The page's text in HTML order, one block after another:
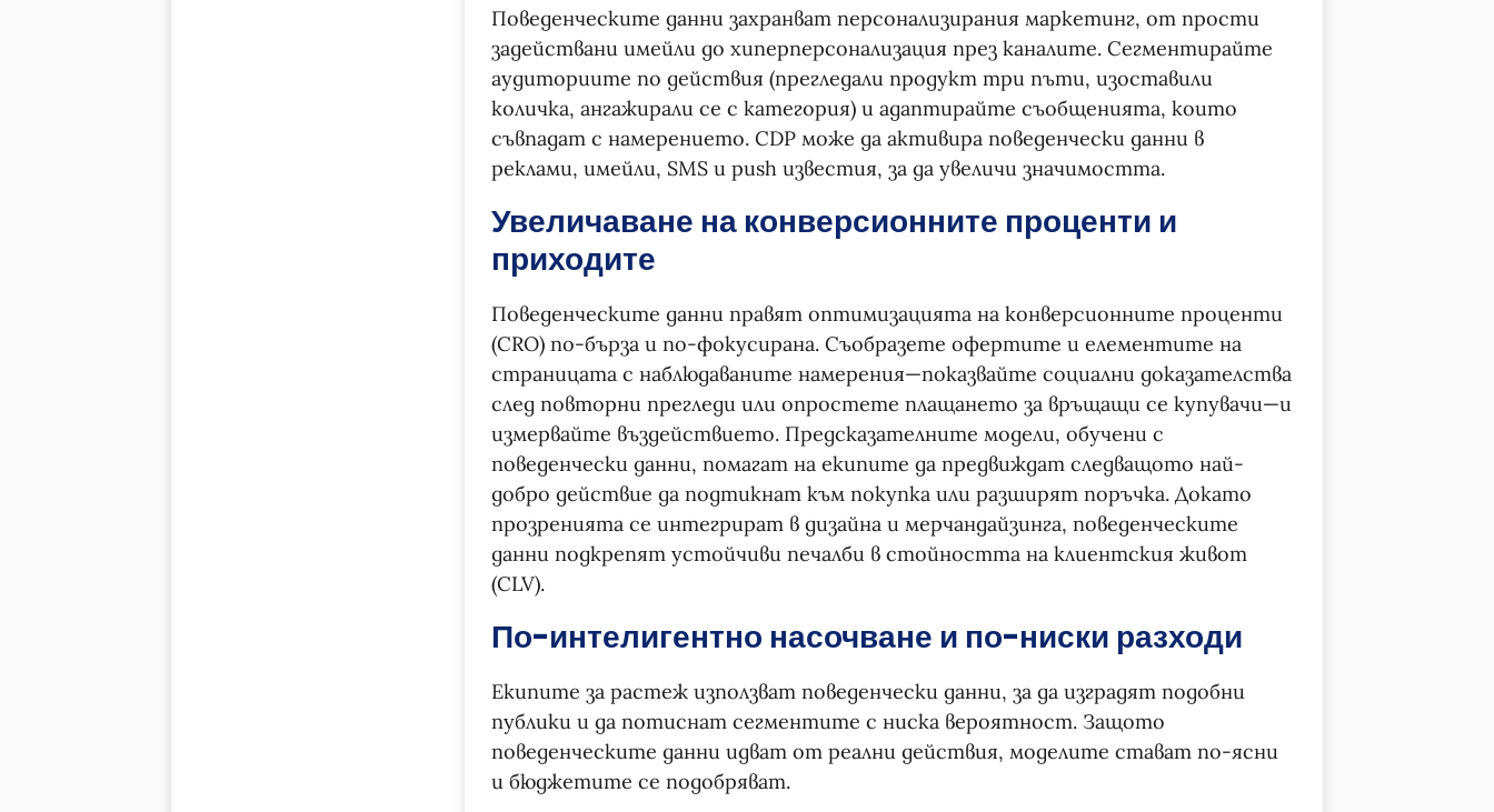
Поведенческите данни захранват персонализирания маркетинг, от прости
задействани имейли до хиперперсонализация през каналите. Сегментирайте
аудиториите по действия (прегледали продукт три пъти, изоставили
количка, ангажирали се с категория) и адаптирайте съобщенията, които
съвпадат с намерението. CDP може да активира поведенчески данни в
реклами, имейли, SMS и push известия, за да увеличи значимостта.
Увеличаване на конверсионните проценти и
приходите
Поведенческите данни правят оптимизацията на конверсионните проценти
(CRO) по-бърза и по-фокусирана. Съобразете офертите и елементите на
страницата с наблюдаваните намерения—показвайте социални доказателства
след повторни прегледи или опростете плащането за връщащи се купувачи—и
измервайте въздействието. Предсказателните модели, обучени с
поведенчески данни, помагат на екипите да предвиждат следващото най-
добро действие да подтикнат към покупка или разширят поръчка. Докато
прозренията се интегрират в дизайна и мерчандайзинга, поведенческите
данни подкрепят устойчиви печалби в стойността на клиентския живот
(CLV).
По-интелигентно насочване и по-ниски разходи
Екипите за растеж използват поведенчески данни, за да изградят подобни
публики и да потиснат сегментите с ниска вероятност. Защото
поведенческите данни идват от реални действия, моделите стават по-ясни
и бюджетите се подобряват.